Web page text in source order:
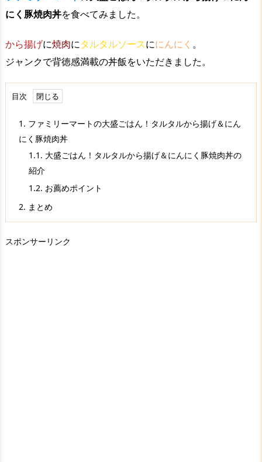
にく豚焼肉丼を食べてみました。
から揚げに焼肉にタルタルソースににんにく 。
ジャンクで背徳感満載の丼飯をいただきました。
目次
1. ファミリーマートの大盛ごはん！タルタルから揚げ＆にん
にく豚焼肉丼
1.1. 大盛ごはん！タルタルから揚げ＆にんにく豚焼肉丼の
紹介
1.2. お薦めポイント
2. まとめ
スポンサーリンク